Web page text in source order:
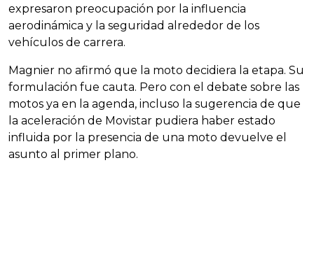
expresaron preocupación por la influencia
aerodinámica y la seguridad alrededor de los
vehículos de carrera.
Magnier no afirmó que la moto decidiera la etapa. Su
formulación fue cauta. Pero con el debate sobre las
motos ya en la agenda, incluso la sugerencia de que
la aceleración de Movistar pudiera haber estado
influida por la presencia de una moto devuelve el
asunto al primer plano.